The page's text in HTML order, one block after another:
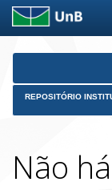
Skip
REPOSITÓRIO
Não